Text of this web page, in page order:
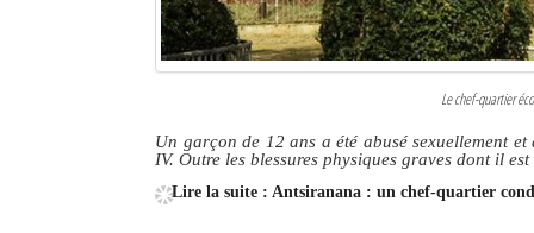
Le chef-quartier
Un garçon de 12 ans a été abusé sexuellement
IV. Outre les blessures physiques graves dont il
Lire la suite : Antsiranana : un chef-quartier